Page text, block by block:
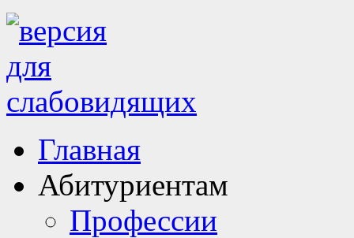
Главная
Абитуриентам
Профессии